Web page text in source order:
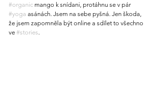
#organic mango k snídani, protáhnu se v pár
#yoga asánách. Jsem na sebe pyšná. Jen škoda,
že jsem zapomněla být online a sdílet to všechno
ve #stories.